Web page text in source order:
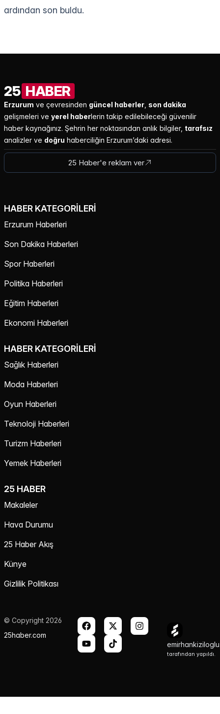
ardından son buldu.
25 HABER
Erzurum ve çevresinden güncel haberler son dakika
gelişmeleri ve yerel haberlerin takip edilebileceği güvenilir
haber kaynağınız. Şehrin her noktasından anlık bilgiler, tarafsız
analizler ve doğru haberciliğin Erzurum’daki adresi.
25 Haber'e reklam ver
HABER KATEGORILERI
Erzurum Haberleri
Son Dakika Haberleri
Spor Haberleri
Politika Haberleri
Eğitim Haberleri
Ekonomi Haberleri
HABER KATEGORILERI
Sağlık Haberleri
Moda Haberleri
Oyun Haberleri
Teknoloji Haberleri
Turizm Haberleri
Yemek Haberleri
25 HABER
Makaleler
Hava Durumu
25 Haber Akış
Künye
Gizlilik Politikası
© Copyright 2026
25haber.com
tarafından yapıldı.